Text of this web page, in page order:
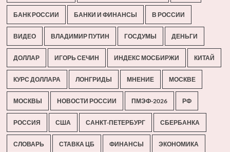
БАНК РОССИИ БАНКИ И ФИНАНСЫ В РОССИИ
ВИДЕО ВЛАДИМИР ПУТИН ГОСДУМЫ ДЕНЬГИ
ДОЛЛАР ИГОРЬ СЕЧИН ИНДЕКС МОСБИРЖИ КИТАЙ
КУРС ДОЛЛАРА ЛОНГРИДЫ МНЕНИЕ МОСКВЕ
МОСКВЫ НОВОСТИ РОССИИ ПМЭФ-2026 РФ
РОССИЯ США САНКТ-ПЕТЕРБУРГ СБЕРБАНКА
СЛОВАРЬ СТАВКА ЦБ ФИНАНСЫ ЭКОНОМИКА